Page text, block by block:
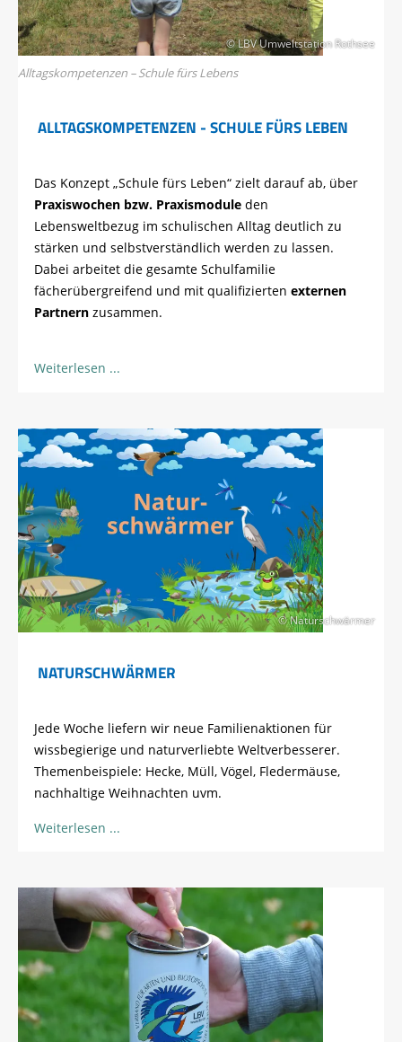
© LBV Umweltstation Rothsee
Alltagskompetenzen – Schule fürs Lebens
ALLTAGSKOMPETENZEN - SCHULE FÜRS LEBEN
Das Konzept „Schule fürs Leben“ zielt darauf ab, über
Praxiswochen bzw. Praxismodule den
Lebensweltbezug im schulischen Alltag deutlich zu
stärken und selbstverständlich werden zu lassen.
Dabei arbeitet die gesamte Schulfamilie
fächerübergreifend und mit qualifizierten externen
Partnern zusammen.
Weiterlesen
© Naturschwärmer
NATURSCHWÄRMER
Jede Woche liefern wir neue Familienaktionen für
wissbegierige und naturverliebte Weltverbesserer.
Themenbeispiele: Hecke, Müll, Vögel, Fledermäuse,
nachhaltige Weihnachten uvm.
Weiterlesen